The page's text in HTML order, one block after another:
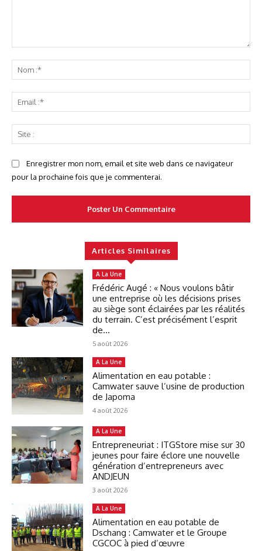
:*
:*
:
Enregistrer mon nom, email et site web dans ce navigateur
pour la prochaine fois que je commenterai.
Articles Similaires
A La Une
Frédéric Augé : « Nous voulons bâtir
une entreprise où les décisions prises
au siège sont éclairées par les réalités
du terrain. C’est précisément l’esprit
de...
5 août 2026
A La Une
Alimentation en eau potable :
Camwater sauve l’usine de production
de Japoma
4 août 2026
A La Une
Entrepreneuriat : ITGStore mise sur 30
jeunes pour faire éclore une nouvelle
génération d’entrepreneurs avec
ANDJEUN
3 août 2026
A La Une
Alimentation en eau potable de
Dschang : Camwater et le Groupe
CGCOC à pied d’œuvre